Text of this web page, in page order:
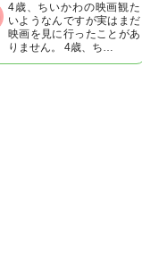
4歳、ちいかわの映画観た
いようなんですが実はまだ
映画を見に行ったことがあ
りません。 4歳、ち…